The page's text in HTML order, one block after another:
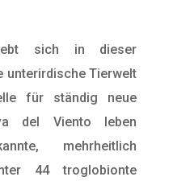
sich in dieser
unterirdische Tierwelt
für ständig neue
del Viento leben
mehrheitlich
44 troglobionte